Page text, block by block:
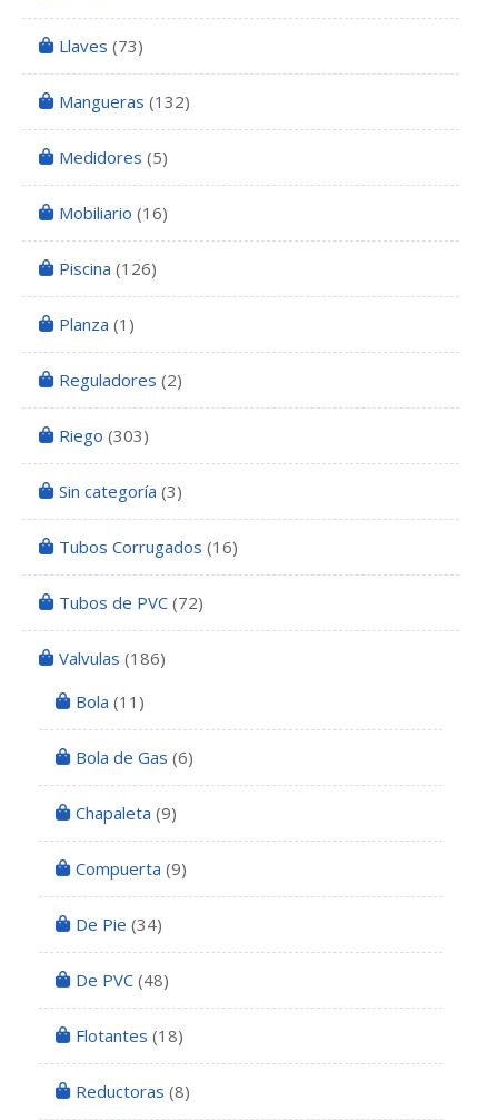
Llaves (73)
Mangueras (132)
Medidores (5)
Mobiliario (16)
Piscina (126)
Planza (1)
Reguladores (2)
Riego (303)
Sin categoría (3)
Tubos Corrugados (16)
Tubos de PVC (72)
Valvulas (186)
Bola (11)
Bola de Gas (6)
Chapaleta (9)
Compuerta (9)
De Pie (34)
De PVC (48)
Flotantes (18)
Reductoras (8)